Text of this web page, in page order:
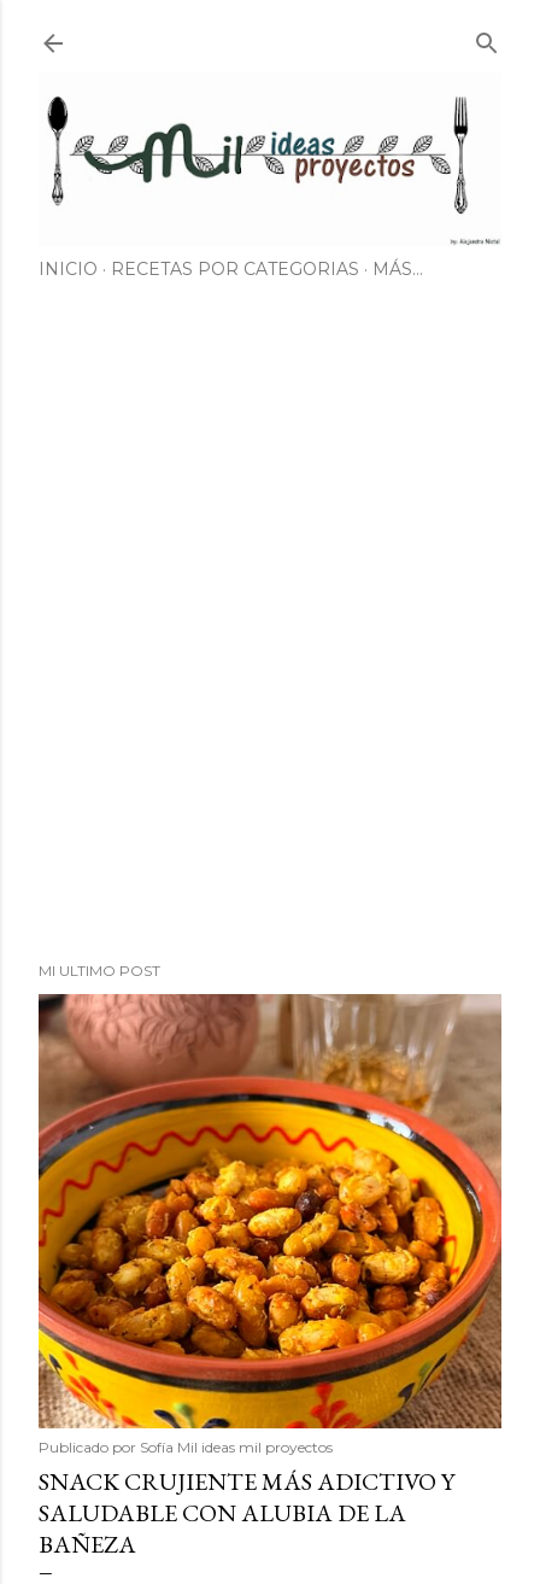
INICIO RECETAS POR CATEGORIAS MÁS…
MI ULTIMO POST
Publicado por Sofía Mil ideas mil proyectos
SNACK CRUJIENTE MÁS ADICTIVO Y
SALUDABLE CON ALUBIA DE LA
BAÑEZA